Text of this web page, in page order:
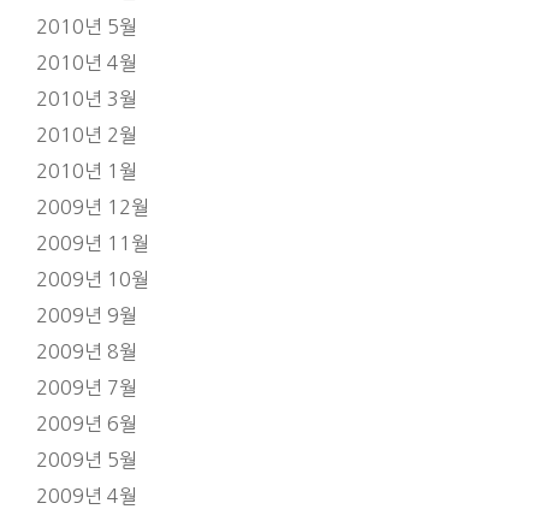
2010년 5월
2010년 4월
2010년 3월
2010년 2월
2010년 1월
2009년 12월
2009년 11월
2009년 10월
2009년 9월
2009년 8월
2009년 7월
2009년 6월
2009년 5월
2009년 4월